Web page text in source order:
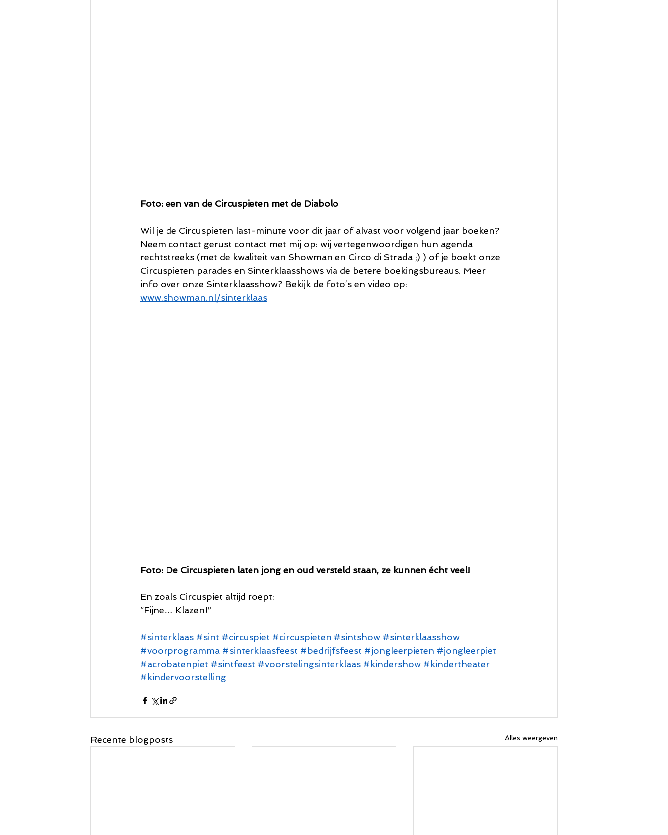
Foto: een van de Circuspieten met de Diabolo
Wil je de Circuspieten last-minute voor dit jaar of alvast voor volgend jaar boeken?
Neem contact gerust contact met mij op: wij vertegenwoordigen hun agenda
rechtstreeks (met de kwaliteit van Showman en Circo di Strada ;) ) of je boekt onze
Circuspieten parades en Sinterklaasshows via de betere boekingsbureaus. Meer
info over onze Sinterklaasshow? Bekijk de foto’s en video op:
www.showman.nl/sinterklaas
Foto: De Circuspieten laten jong en oud versteld staan, ze kunnen écht veel!
En zoals Circuspiet altijd roept:
“Fijne… Klazen!”
#sinterklaas #sint #circuspiet #circuspieten #sintshow #sinterklaasshow
#voorprogramma #sinterklaasfeest #bedrijfsfeest #jongleerpieten #jongleerpiet
#acrobatenpiet #sintfeest #voorstelingsinterklaas #kindershow #kindertheater
#kindervoorstelling
Recente blogposts Alles weergeven